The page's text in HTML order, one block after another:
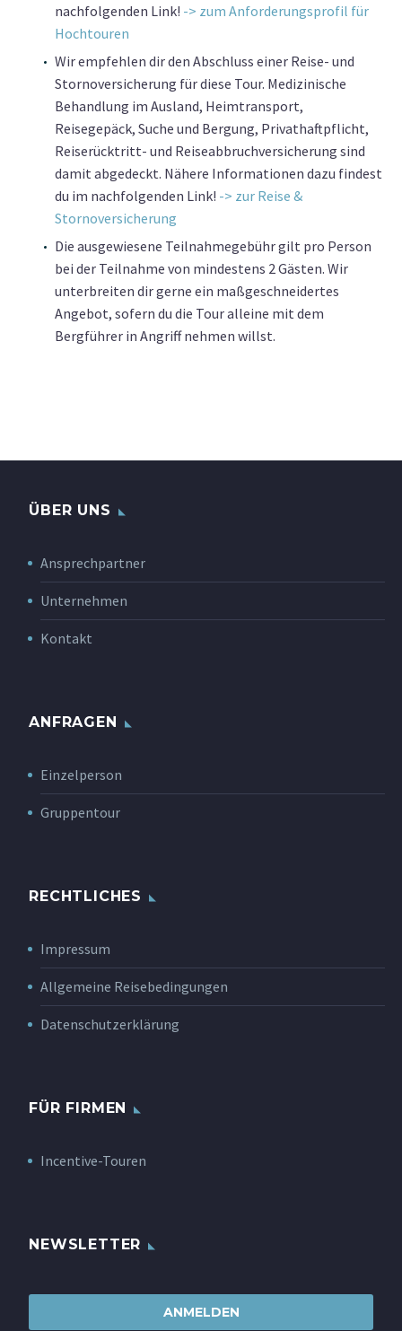
nachfolgenden Link! -> zum Anforderungsprofil für
Hochtouren
Wir empfehlen dir den Abschluss einer Reise- und
Stornoversicherung für diese Tour. Medizinische
Behandlung im Ausland, Heimtransport,
Reisegepäck, Suche und Bergung, Privathaftpflicht,
Reiserücktritt- und Reiseabbruchversicherung sind
damit abgedeckt. Nähere Informationen dazu findest
du im nachfolgenden Link! -> zur Reise &
Stornoversicherung
Die ausgewiesene Teilnahmegebühr gilt pro Person
bei der Teilnahme von mindestens 2 Gästen. Wir
unterbreiten dir gerne ein maßgeschneidertes
Angebot, sofern du die Tour alleine mit dem
Bergführer in Angriff nehmen willst.
ÜBER UNS
Ansprechpartner
Unternehmen
Kontakt
ANFRAGEN
Einzelperson
Gruppentour
RECHTLICHES
Impressum
Allgemeine Reisebedingungen
Datenschutzerklärung
FÜR FIRMEN
Incentive-Touren
NEWSLETTER
ANMELDEN